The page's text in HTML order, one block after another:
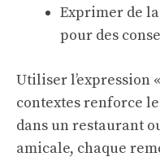
Exprimer de
pour des
Utiliser l’expression
contextes renforce
dans un restaurant
amicale, chaque